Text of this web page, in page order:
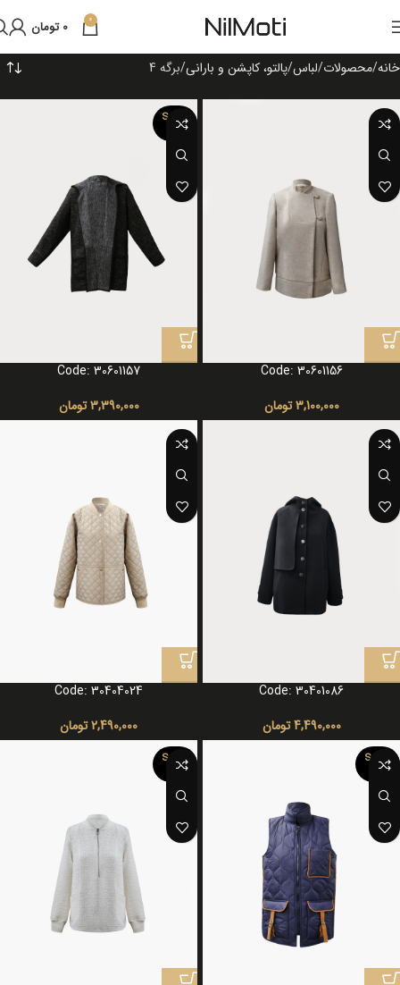
0
0 تومان
خانه محصولات لباس پالتو، کاپشن و بارانی برگه 4
Code: 30601156
3,100,000 تومان
SOLD
OUT
Code: 30601157
3,390,000 تومان
Code: 30401086
4,490,000 تومان
Code: 30404024
2,490,000تومان
SOLD
OUT
SOLD
OUT